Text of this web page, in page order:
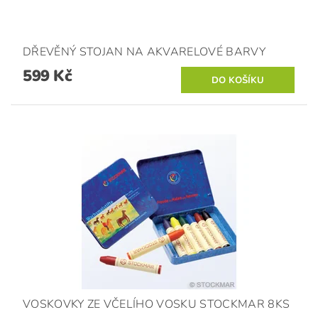
DŘEVĚNÝ STOJAN NA AKVARELOVÉ BARVY
599 Kč
VOSKOVKY ZE VČELÍHO VOSKU STOCKMAR 8KS